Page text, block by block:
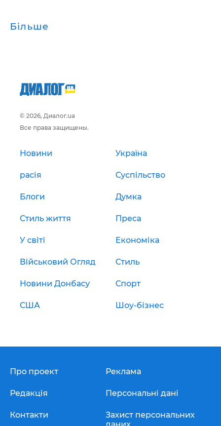
Більше
© 2026, Диалог.ua
Все права защищены.
Новини Україна
расія Суспільство
Блоги Думка
Стиль життя Преса
У світі Економіка
Військовий Огляд Стиль
Новини Донбасу Спорт
США Шоу-бізнес
Про проект
Редакція
Контакти
Реклама
Персональні дані
Захист персональних
даних